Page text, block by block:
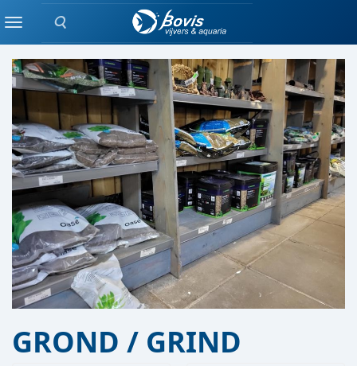
Zoeken
MenuAQUARIUM AFDELING
GROND / GRIND